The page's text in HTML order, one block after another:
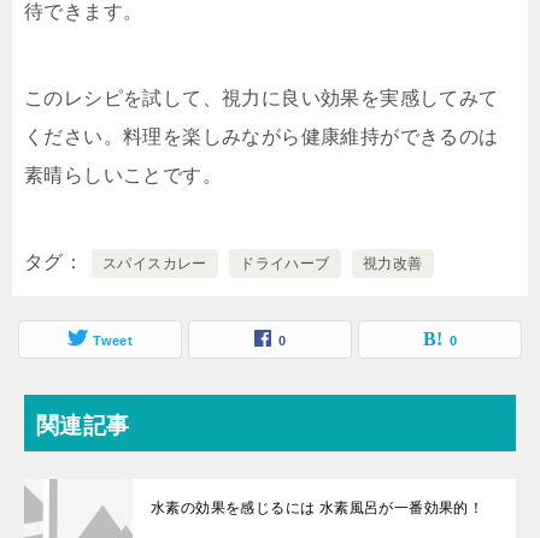
待できます。
このレシピを試して、視力に良い効果を実感してみて
ください。料理を楽しみながら健康維持ができるのは
素晴らしいことです。
タグ スパイスカレー ドライハーブ 視力改善
Tweet 0 0
関連記事
水素の効果を感じるには 水素風呂が一番効果的！